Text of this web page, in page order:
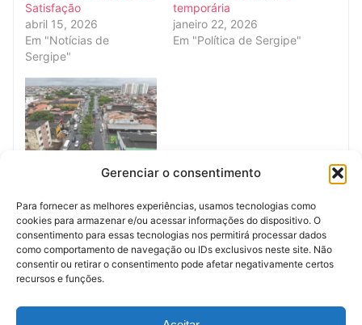
Gerenciar o consentimento
Para fornecer as melhores experiências, usamos tecnologias como
cookies para armazenar e/ou acessar informações do dispositivo. O
consentimento para essas tecnologias nos permitirá processar dados
como comportamento de navegação ou IDs exclusivos neste site. Não
consentir ou retirar o consentimento pode afetar negativamente certos
recursos e funções.
Satisfação
abril 15, 2026
Em "Notícias de
Sergipe"
temporária
janeiro 22, 2026
Em "Política de Sergipe"
de Aracaju: Substituição
Avenida Maranhão Visa
Estabilidade das Obras
maio 19, 2026
Em "Notícias de
Sergipe"